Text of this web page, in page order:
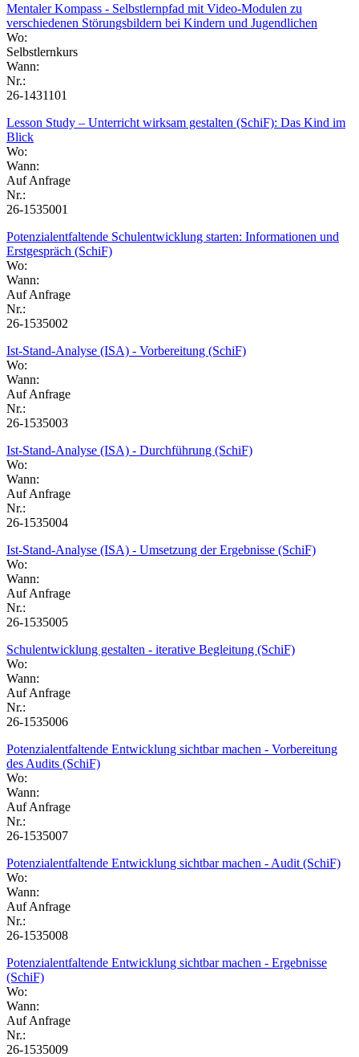
Mentaler Kompass - Selbstlernpfad mit Video-Modulen zu
verschiedenen Störungsbildern bei Kindern und Jugendlichen
Wo:
Selbstlernkurs
Wann:
Nr.:
26-1431101
Lesson Study – Unterricht wirksam gestalten (SchiF): Das Kind im
Blick
Wo:
Wann:
Auf Anfrage
Nr.:
26-1535001
Potenzialentfaltende Schulentwicklung starten: Informationen und
Erstgespräch (SchiF)
Wo:
Wann:
Auf Anfrage
Nr.:
26-1535002
Ist-Stand-Analyse (ISA) - Vorbereitung (SchiF)
Wo:
Wann:
Auf Anfrage
Nr.:
26-1535003
Ist-Stand-Analyse (ISA) - Durchführung (SchiF)
Wo:
Wann:
Auf Anfrage
Nr.:
26-1535004
Ist-Stand-Analyse (ISA) - Umsetzung der Ergebnisse (SchiF)
Wo:
Wann:
Auf Anfrage
Nr.:
26-1535005
Schulentwicklung gestalten - iterative Begleitung (SchiF)
Wo:
Wann:
Auf Anfrage
Nr.:
26-1535006
Potenzialentfaltende Entwicklung sichtbar machen - Vorbereitung
des Audits (SchiF)
Wo:
Wann:
Auf Anfrage
Nr.:
26-1535007
Potenzialentfaltende Entwicklung sichtbar machen - Audit (SchiF)
Wo:
Wann:
Auf Anfrage
Nr.:
26-1535008
Potenzialentfaltende Entwicklung sichtbar machen - Ergebnisse
(SchiF)
Wo:
Wann:
Auf Anfrage
Nr.:
26-1535009